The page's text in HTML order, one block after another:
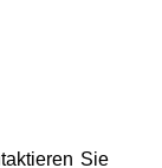
Sie